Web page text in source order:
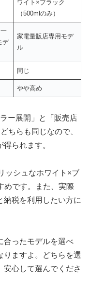
ワイト×ブラック
（500mlのみ）
デ
家電量販店専用モデ
ル
同じ
やや高め
ー展開」と「販売店
ちらも同じなので、
られます。
ッシュなホワイト×ブ
めです。また、実際
納税を利用したい方に
合ったモデルを選べ
りますよ。どちらを選
安心して選んでくださ